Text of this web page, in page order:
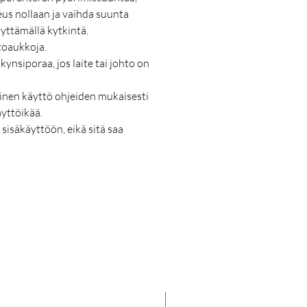
nollaan ja vaihda suunta
kytkintä.
jos laite tai johto on
käyttö ohjeiden mukaisesti
eikä sitä saa